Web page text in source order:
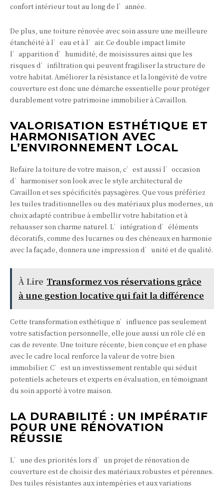
confort intérieur tout au long de l’année.
De plus, une toiture rénovée avec soin assure une meilleure
étanchéité à l’eau et à l’air. Ce double impact limite
l’apparition d’humidité, de moisissures ainsi que les
risques d’infiltration qui peuvent fragiliser la structure de
votre habitat. Améliorer la résistance et la longévité de votre
couverture est donc une démarche essentielle pour protéger
durablement votre patrimoine immobilier à Cavaillon.
VALORISATION ESTHÉTIQUE ET
HARMONISATION AVEC
L’ENVIRONNEMENT LOCAL
Refaire la toiture de votre maison, c’est aussi l’occasion
d’harmoniser son look avec le style architectural de
Cavaillon et ses spécificités paysagères. Que vous préfériez
les tuiles traditionnelles ou des matériaux plus modernes, un
choix adapté contribue à embellir votre habitation et à
rehausser son charme naturel. L’intégration d’éléments
décoratifs, comme des lucarnes ou des chéneaux en harmonie
avec la façade, donnera une impression d’unité et de qualité.
À Lire Transformez vos réservations grâce
à une gestion locative qui fait la différence
Cette transformation esthétique n’influence pas seulement
votre satisfaction personnelle, elle joue aussi un rôle clé en
cas de revente. Une toiture récente, bien conçue et en phase
avec le cadre local renforce la valeur de votre bien
immobilier. C’est un investissement rentable qui séduit
potentiels acheteurs et experts en évaluation, en témoignant
du soin apporté à votre maison.
LA DURABILITÉ : UN IMPÉRATIF
POUR UNE RÉNOVATION
RÉUSSIE
L’une des priorités lors d’un projet de rénovation de
couverture est de choisir des matériaux robustes et pérennes.
Des tuiles résistantes aux intempéries et aux variations